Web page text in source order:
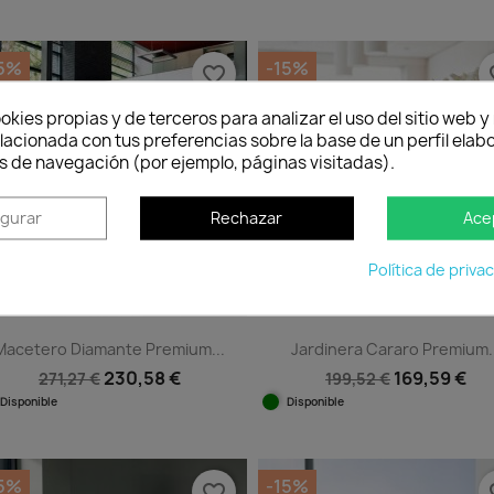
+2
Diamante Premium...
271,27 € 230,58 €
Disponible
favorite_border
17 07 26
Jardinera Cararo
199,52 € 169,59 €
Disponible
-15%
-15%
propias y de terceros para analizar el uso del sitio web
con tus preferencias sobre la base de un perfil
de navegación (por ejemplo, páginas visitadas).
Rechazar
Política de